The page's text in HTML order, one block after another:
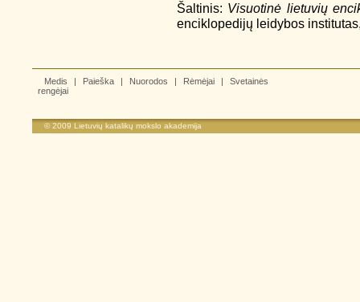
Šaltinis: Visuotinė lietuvių
enciklopedijų leidybos
Medis | Paieška | Nuorodos | Rėmėjai |
Svetainės
rengėjai
© 2009 Lietuvių katalikų mokslo akademija